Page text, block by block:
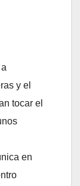
y el
tocar el
en